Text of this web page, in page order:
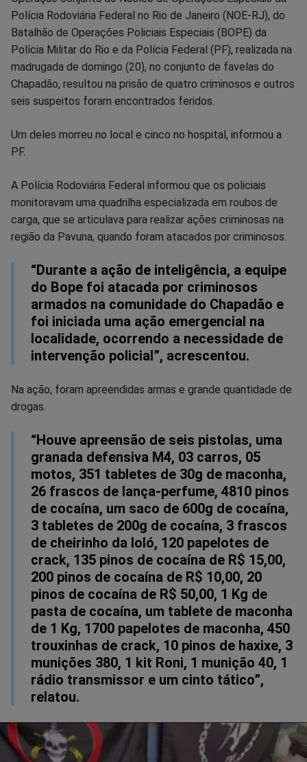
no
Facebook
no
Whatsapp
no
Twitter
no
Messenger
no
Telegram
no
Gettr
Polícia Rodoviária Federal no Rio de Janeiro (NOE-RJ), do
Batalhão de Operações Policiais Especiais (BOPE) da
Polícia Militar do Rio e da Polícia Federal (PF), realizada na
madrugada de domingo (20), no conjunto de favelas do
Chapadão, resultou na prisão de quatro criminosos e outros
seis suspeitos foram encontrados feridos.
Um deles morreu no local e cinco no hospital, informou a
PF.
A Polícia Rodoviária Federal informou que os policiais
monitoravam uma quadrilha especializada em roubos de
carga, que se articulava para realizar ações criminosas na
região da Pavuna, quando foram atacados por criminosos.
“Durante a ação de inteligência, a equipe
do Bope foi atacada por criminosos
armados na comunidade do Chapadão e
foi iniciada uma ação emergencial na
localidade, ocorrendo a necessidade de
intervenção policial”, acrescentou.
Na ação, foram apreendidas armas e grande quantidade de
drogas.
“Houve apreensão de seis pistolas, uma
granada defensiva M4, 03 carros, 05
motos, 351 tabletes de 30g de maconha,
26 frascos de lança-perfume, 4810 pinos
de cocaína, um saco de 600g de cocaína,
3 tabletes de 200g de cocaína, 3 frascos
de cheirinho da loló, 120 papelotes de
crack, 135 pinos de cocaína de R$ 15,00,
200 pinos de cocaína de R$ 10,00, 20
pinos de cocaína de R$ 50,00, 1 Kg de
pasta de cocaína, um tablete de maconha
de 1 Kg, 1700 papelotes de maconha, 450
trouxinhas de crack, 10 pinos de haxixe, 3
munições 380, 1 kit Roni, 1 munição 40, 1
rádio transmissor e um cinto tático”,
relatou.